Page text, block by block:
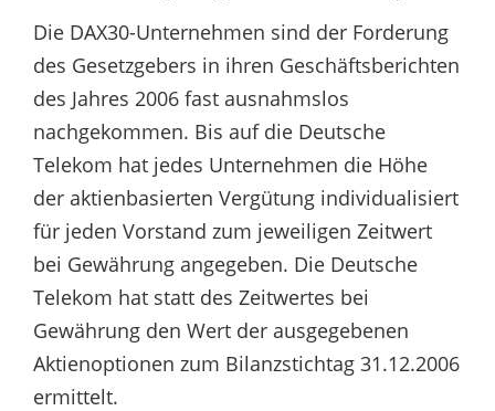
Die DAX30-Unternehmen sind der Forderung
des Gesetzgebers in ihren Geschäftsberichten
des Jahres 2006 fast ausnahmslos
nachgekommen. Bis auf die Deutsche
Telekom hat jedes Unternehmen die Höhe
der aktienbasierten Vergütung individualisiert
für jeden Vorstand zum jeweiligen Zeitwert
bei Gewährung angegeben. Die Deutsche
Telekom hat statt des Zeitwertes bei
Gewährung den Wert der ausgegebenen
Aktienoptionen zum Bilanzstichtag 31.12.2006
ermittelt.